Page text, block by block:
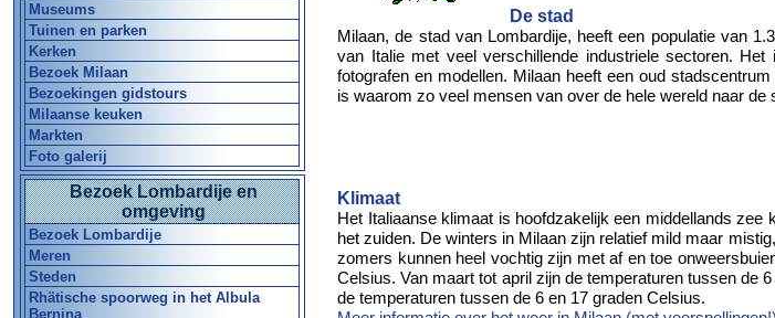
Museums
Tuinen en parken
Kerken
Bezoek Milaan
Bezoekingen gidstours
Milaanse keuken
Markten
Foto galerij
Bezoek Lombardije en
omgeving
Bezoek Lombardije
Meren
Steden
Rhätische spoorweg in het Albula
Bernina
De stad
Milaan, de stad van Lombardije, heeft een populatie van
van Italie met veel verschillende industriele sectoren.
fotografen en modellen. Milaan heeft een oud
is waarom zo veel mensen van over de hele wereld naar
Klimaat
Het Italiaanse klimaat is hoofdzakelijk een middellands zee
het zuiden. De winters in Milaan zijn relatief mild maar
zomers kunnen heel vochtig zijn met af en toe
Celsius. Van maart tot april zijn de temperaturen tussen de
de temperaturen tussen de 6 en 17 graden Celsius.